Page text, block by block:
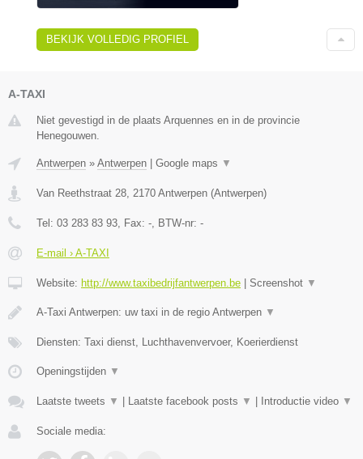
BEKIJK VOLLEDIG PROFIEL
A-TAXI
Niet gevestigd in de plaats Arquennes en in de provincie
Henegouwen.
Antwerpen » Antwerpen Google maps ▼
Van Reethstraat 28, 2170 Antwerpen (Antwerpen)
Tel: 03 283 83 93, Fax: -, BTW-nr: -
E-mail › A-TAXI
Website: http://www.taxibedrijfantwerpen.be Screenshot ▼
A-Taxi Antwerpen: uw taxi in de regio Antwerpen ▼
Diensten: Taxi dienst, Luchthavenvervoer, Koerierdienst
Openingstijden ▼
Laatste tweets ▼ Laatste facebook posts ▼ Introductie video ▼
Sociale media: